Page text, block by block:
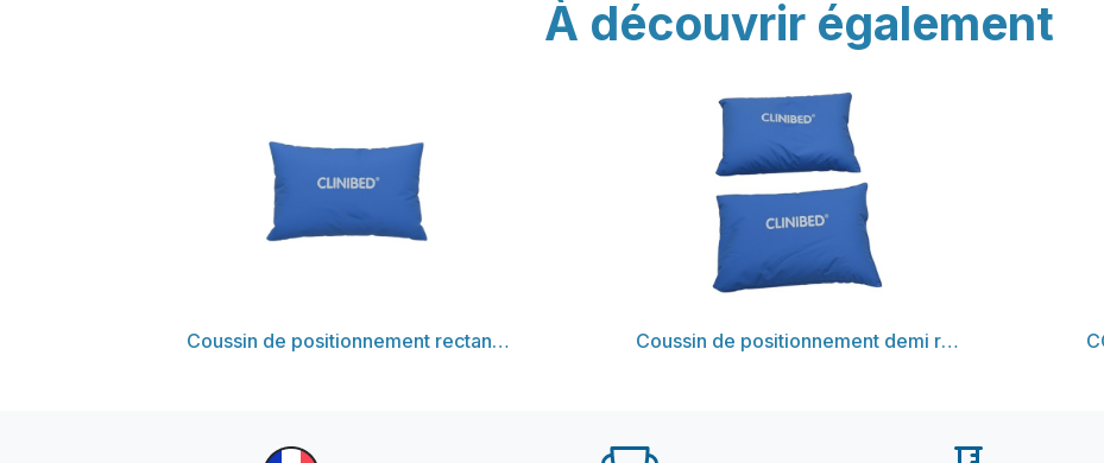
À découvrir également
Découvrir Coussin de positionnement rectangulaire Découvrir Coussin de positionnement demi rectangulaire lot de 2